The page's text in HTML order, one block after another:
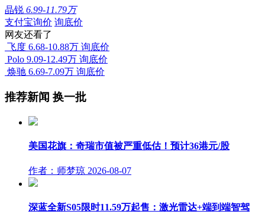
晶锐 6.99-11.79万
支付宝询价 询底价
网友还看了
飞度 6.68-10.88万 询底价
Polo 9.09-12.49万 询底价
焕驰 6.69-7.09万 询底价
推荐新闻 换一批
美国花旗：奇瑞市值被严重低估！预计36港元/股
作者：师梦琼 2026-08-07
深蓝全新S05限时11.59万起售：激光雷达+端到端智驾